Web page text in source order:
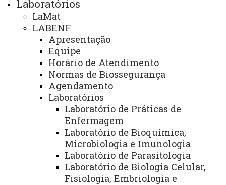
Laboratórios
LaMat
LABENF
Apresentação
Equipe
Horário de Atendimento
Normas de Biossegurança
Agendamento
Laboratórios
Laboratório de Práticas de
Enfermagem
Laboratório de Bioquímica,
Microbiologia e Imunologia
Laboratório de Parasitologia
Laboratório de Biologia Celular,
Fisiologia, Embriologia e
Gráfica Universitária
NÚCLEOS
NeadUni - Núcleo de Educação a Distância
NEE - Núcleo de Estações Experimentais
NTI - Núcleo de Tecnologia da Informação
NIP - Núcleo de Inserção Profissional
NUFOPE - Núcleo de Formação Docente e Prática de Ensino
NUTE - Núcleo de Telemedicina
Núcleos Complementares